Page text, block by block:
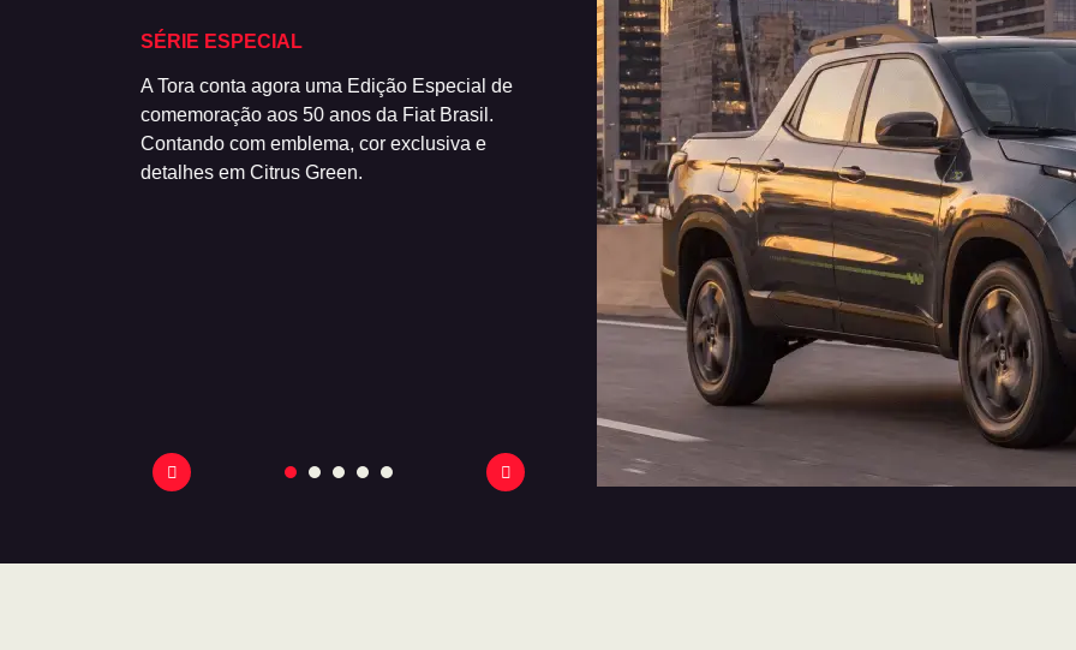
SÉRIE ESPECIAL
A Tora conta agora uma Edição Especial de
comemoração aos 50 anos da Fiat Brasil.
Contando com emblema, cor exclusiva e
detalhes em Citrus Green.
MAIS ROBUSTEZ
Exterior com a potência e capacidade de carga
de 1 tonelada que já conquistaram o Brasil. Da
grade dianteira às lanternas traseiras, o design
da Nova Fiat Toro é ainda mais robusto.
O novo
elétrica
sem